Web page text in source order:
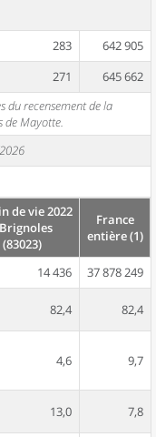
283
642 905
271
645 662
du recensement de la
de Mayotte.
de vie 2022
(83023)
France
entière (1)
14 436
37 878 249
82,4 82,4
4,6 9,7
13,0 7,8